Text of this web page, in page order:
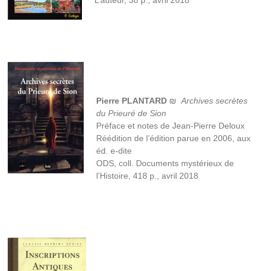
Pierre PLANTARD ₪Archives secrètes
du Prieuré de Sion
Préface et notes de Jean-Pierre Deloux
Réédition de l’édition parue en 2006, aux
éd. e-dite
ODS, coll. Documents mystérieux de
l’Histoire, 418 p., avril 2018